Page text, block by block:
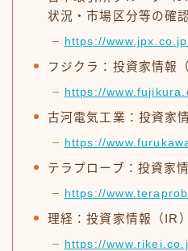
状況・市場区分等の確認
https://
フジクラ：投資家情報
https://
古河電気工業：投資家
https://
テラプローブ：投資家
https://
理経：投資家情報（IR）
https://